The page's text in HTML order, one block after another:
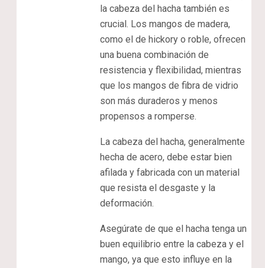
la cabeza del hacha también es
crucial. Los mangos de madera,
como el de hickory o roble, ofrecen
una buena combinación de
resistencia y flexibilidad, mientras
que los mangos de fibra de vidrio
son más duraderos y menos
propensos a romperse.
La cabeza del hacha, generalmente
hecha de acero, debe estar bien
afilada y fabricada con un material
que resista el desgaste y la
deformación.
Asegúrate de que el hacha tenga un
buen equilibrio entre la cabeza y el
mango, ya que esto influye en la